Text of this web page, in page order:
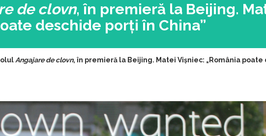
de clovn, în premieră la Beijing.
deschide porți în China”
Angajare de clovn, în premieră la Beijing. Matei Vișniec: „România poate